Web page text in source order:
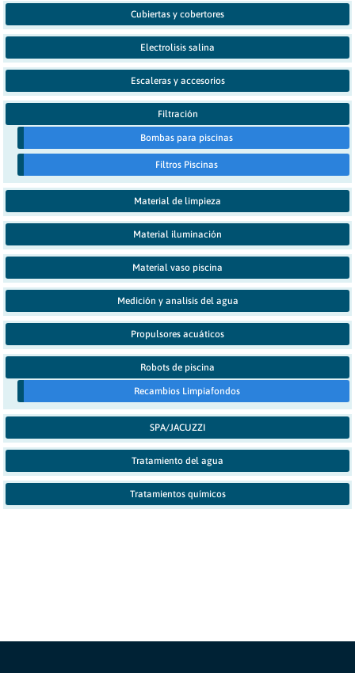
Cubiertas y cobertores
Electrolisis salina
Escaleras y accesorios
Filtración
Bombas para piscinas
Filtros Piscinas
Material de limpieza
Material iluminación
Material vaso piscina
Medición y analisis del agua
Propulsores acuáticos
Robots de piscina
Recambios Limpiafondos
SPA/JACUZZI
Tratamiento del agua
Tratamientos químicos